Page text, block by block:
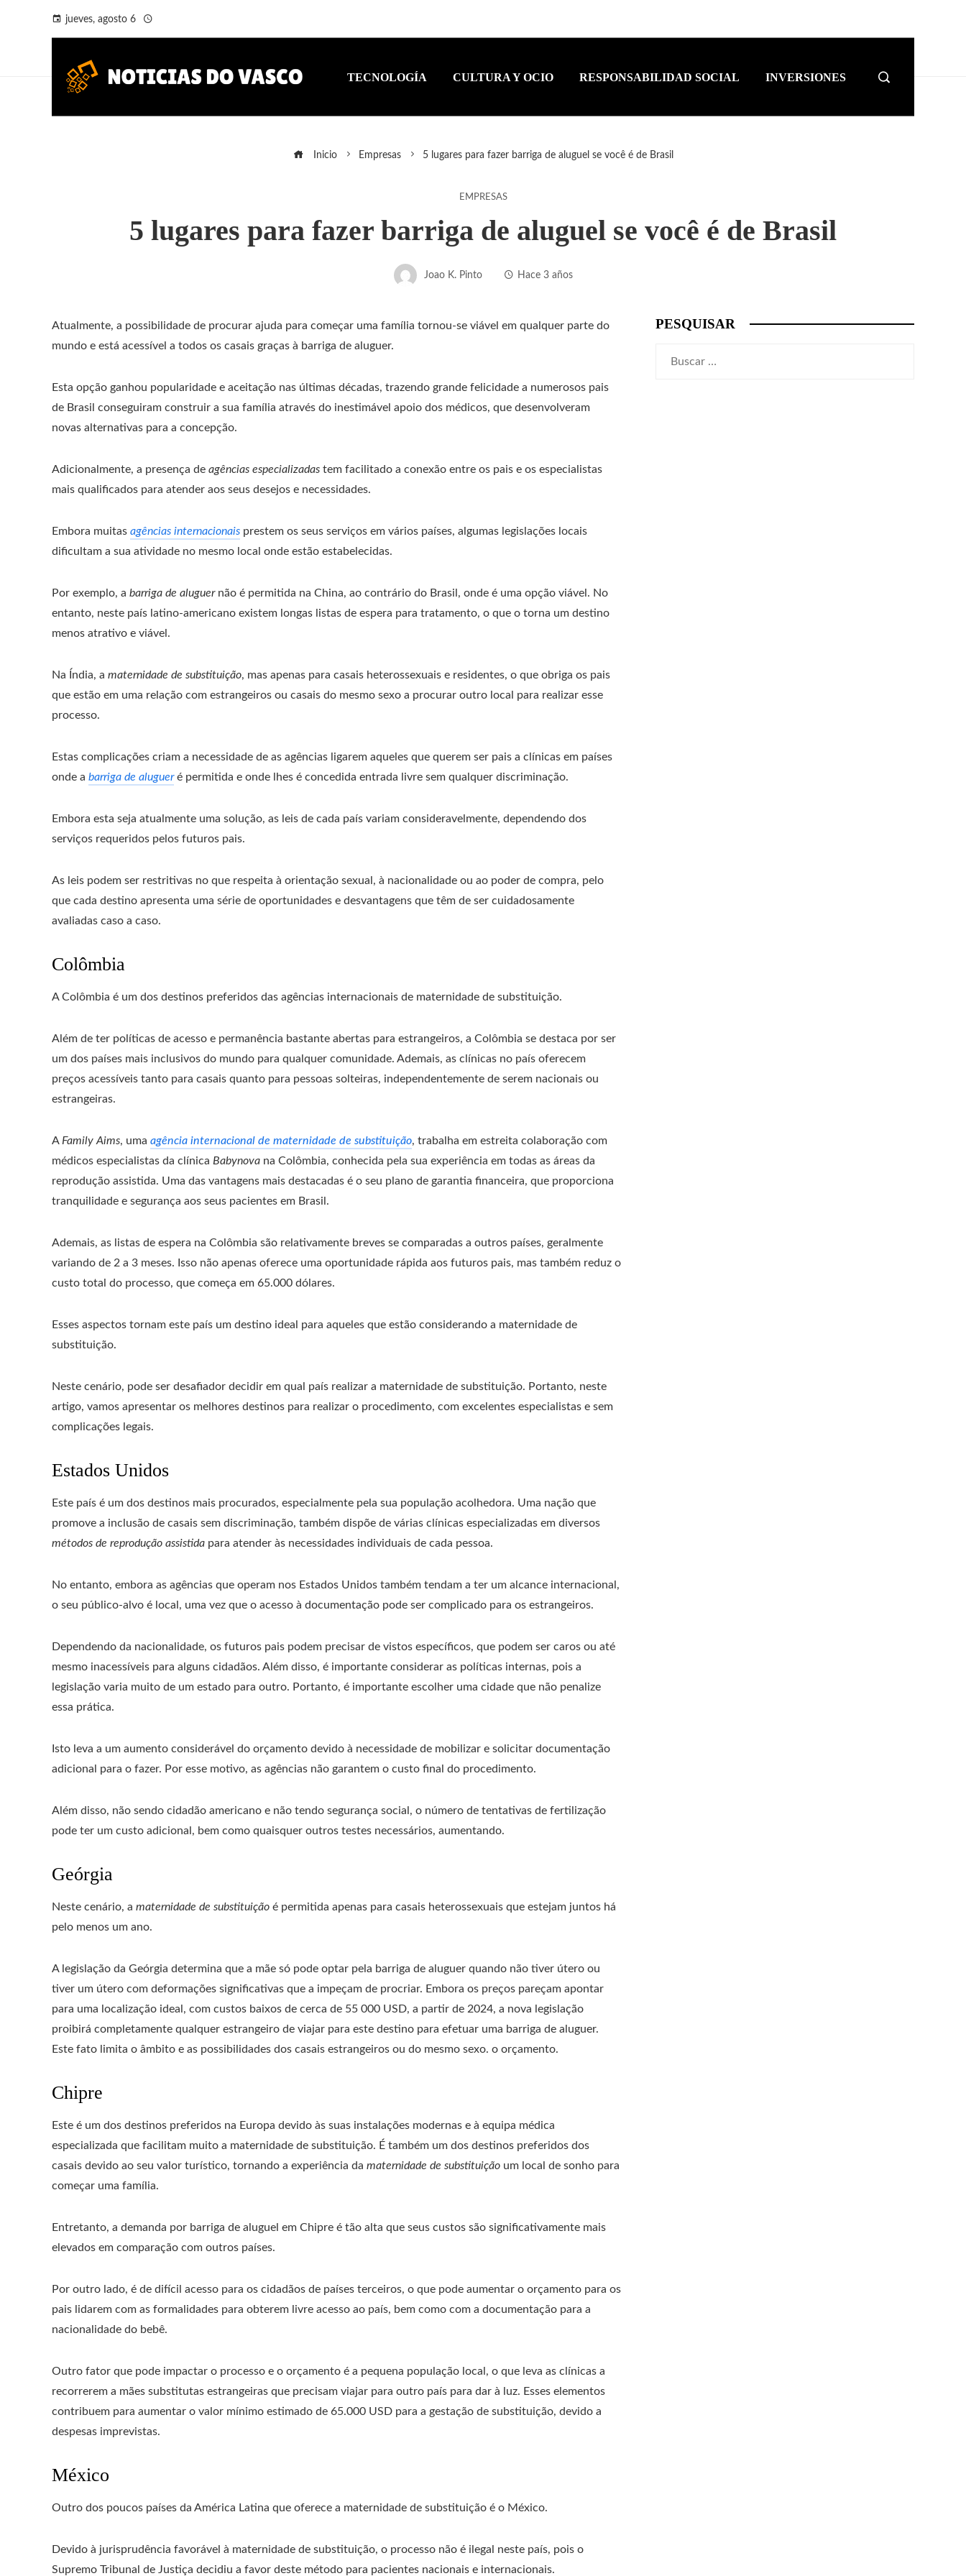
jueves, agosto 6
TECNOLOGÍA CULTURA Y OCIO RESPONSABILIDAD SOCIAL INVERSIONES
Inicio Empresas 5 lugares para fazer barriga de aluguel se você é de Brasil
EMPRESAS
5 lugares para fazer barriga de aluguel se você é de Brasil
Joao K. Pinto Hace 3 años
Atualmente, a possibilidade de procurar ajuda para começar uma família tornou-se viável em qualquer parte do
mundo e está acessível a todos os casais graças à barriga de aluguer.
Esta opção ganhou popularidade e aceitação nas últimas décadas, trazendo grande felicidade a numerosos pais
de Brasil conseguiram construir a sua família através do inestimável apoio dos médicos, que desenvolveram
novas alternativas para a concepção.
Adicionalmente, a presença de agências especializadas tem facilitado a conexão entre os pais e os especialistas
mais qualificados para atender aos seus desejos e necessidades.
Embora muitas agências internacionais prestem os seus serviços em vários países, algumas legislações locais
dificultam a sua atividade no mesmo local onde estão estabelecidas.
Por exemplo, a barriga de aluguernão é permitida na China, ao contrário do Brasil, onde é uma opção viável. No
entanto, neste país latino-americano existem longas listas de espera para tratamento, o que o torna um destino
menos atrativo e viável.
Na Índia, a maternidade de substituição, mas apenas para casais heterossexuais e residentes, o que obriga os pais
que estão em uma relação com estrangeiros ou casais do mesmo sexo a procurar outro local para realizar esse
processo.
Estas complicações criam a necessidade de as agências ligarem aqueles que querem ser pais a clínicas em países
onde a barriga de alugueré permitida e onde lhes é concedida entrada livre sem qualquer discriminação.
Embora esta seja atualmente uma solução, as leis de cada país variam consideravelmente, dependendo dos
serviços requeridos pelos futuros pais.
As leis podem ser restritivas no que respeita à orientação sexual, à nacionalidade ou ao poder de compra, pelo
que cada destino apresenta uma série de oportunidades e desvantagens que têm de ser cuidadosamente
avaliadas caso a caso.
Colômbia
A Colômbia é um dos destinos preferidos das agências internacionais de maternidade de substituição.
Além de ter políticas de acesso e permanência bastante abertas para estrangeiros, a Colômbia se destaca por ser
um dos países mais inclusivos do mundo para qualquer comunidade. Ademais, as clínicas no país oferecem
preços acessíveis tanto para casais quanto para pessoas solteiras, independentemente de serem nacionais ou
estrangeiras.
A Family Aims, uma agência internacional de maternidade de substituição, trabalha em estreita colaboração com
médicos especialistas da clínica Babynova na Colômbia, conhecida pela sua experiência em todas as áreas da
reprodução assistida. Uma das vantagens mais destacadas é o seu plano de garantia financeira, que proporciona
tranquilidade e segurança aos seus pacientes em Brasil.
Ademais, as listas de espera na Colômbia são relativamente breves se comparadas a outros países, geralmente
variando de 2 a 3 meses. Isso não apenas oferece uma oportunidade rápida aos futuros pais, mas também reduz o
custo total do processo, que começa em 65.000 dólares.
Esses aspectos tornam este país um destino ideal para aqueles que estão considerando a maternidade de
substituição.
Neste cenário, pode ser desafiador decidir em qual país realizar a maternidade de substituição. Portanto, neste
artigo, vamos apresentar os melhores destinos para realizar o procedimento, com excelentes especialistas e sem
complicações legais.
Estados Unidos
Este país é um dos destinos mais procurados, especialmente pela sua população acolhedora. Uma nação que
promove a inclusão de casais sem discriminação, também dispõe de várias clínicas especializadas em diversos
métodos de reprodução assistida para atender às necessidades individuais de cada pessoa.
No entanto, embora as agências que operam nos Estados Unidos também tendam a ter um alcance internacional,
o seu público-alvo é local, uma vez que o acesso à documentação pode ser complicado para os estrangeiros.
Dependendo da nacionalidade, os futuros pais podem precisar de vistos específicos, que podem ser caros ou até
mesmo inacessíveis para alguns cidadãos. Além disso, é importante considerar as políticas internas, pois a
legislação varia muito de um estado para outro. Portanto, é importante escolher uma cidade que não penalize
essa prática.
Isto leva a um aumento considerável do orçamento devido à necessidade de mobilizar e solicitar documentação
adicional para o fazer. Por esse motivo, as agências não garantem o custo final do procedimento.
Além disso, não sendo cidadão americano e não tendo segurança social, o número de tentativas de fertilização
pode ter um custo adicional, bem como quaisquer outros testes necessários, aumentando.
Geórgia
Neste cenário, a maternidade de substituição é permitida apenas para casais heterossexuais que estejam juntos há
pelo menos um ano.
A legislação da Geórgia determina que a mãe só pode optar pela barriga de aluguer quando não tiver útero ou
tiver um útero com deformações significativas que a impeçam de procriar. Embora os preços pareçam apontar
para uma localização ideal, com custos baixos de cerca de 55 000 USD, a partir de 2024, a nova legislação
proibirá completamente qualquer estrangeiro de viajar para este destino para efetuar uma barriga de aluguer.
Este fato limita o âmbito e as possibilidades dos casais estrangeiros ou do mesmo sexo. o orçamento.
Chipre
Este é um dos destinos preferidos na Europa devido às suas instalações modernas e à equipa médica
especializada que facilitam muito a maternidade de substituição. É também um dos destinos preferidos dos
casais devido ao seu valor turístico, tornando a experiência da maternidade de substituição um local de sonho para
começar uma família.
Entretanto, a demanda por barriga de aluguel em Chipre é tão alta que seus custos são significativamente mais
elevados em comparação com outros países.
Por outro lado, é de difícil acesso para os cidadãos de países terceiros, o que pode aumentar o orçamento para os
pais lidarem com as formalidades para obterem livre acesso ao país, bem como com a documentação para a
nacionalidade do bebê.
Outro fator que pode impactar o processo e o orçamento é a pequena população local, o que leva as clínicas a
recorrerem a mães substitutas estrangeiras que precisam viajar para outro país para dar à luz. Esses elementos
contribuem para aumentar o valor mínimo estimado de 65.000 USD para a gestação de substituição, devido a
despesas imprevistas.
México
Outro dos poucos países da América Latina que oferece a maternidade de substituição é o México.
Devido à jurisprudência favorável à maternidade de substituição, o processo não é ilegal neste país, pois o
Supremo Tribunal de Justiça decidiu a favor deste método para pacientes nacionais e internacionais.
PESQUISAR